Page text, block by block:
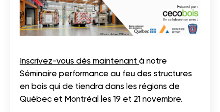
Inscrivez-vous dès maintenant à notre
Séminaire performance au feu des structures
en bois qui de tiendra dans les régions de
Québec et Montréal les 19 et 21 novembre.